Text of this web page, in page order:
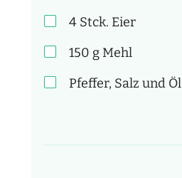
4 Stck. Eier
150 g Mehl
Pfeffer, Salz und Öl